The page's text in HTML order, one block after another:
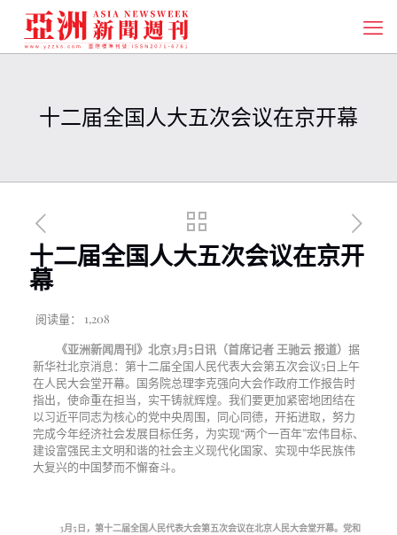
十二届全国人大五次会议在京开幕
十二届全国人大五次会议在京开
幕
阅读量：
1,208
《亚洲新闻周刊》北京3月5日讯（首席记者 王驰云 报道） 据
新华社北京消息：第十二届全国人民代表大会第五次会议5日上午
在人民大会堂开幕。国务院总理李克强向大会作政府工作报告时
指出，使命重在担当，实干铸就辉煌。我们要更加紧密地团结在
以习近平同志为核心的党中央周围，同心同德，开拓进取，努力
完成今年经济社会发展目标任务，为实现“两个一百年”宏伟目标、
建设富强民主文明和谐的社会主义现代化国家、实现中华民族伟
大复兴的中国梦而不懈奋斗。
3月5 日，第十二届全国人民代表大会第五次会议在北京人民大会堂开幕。党和